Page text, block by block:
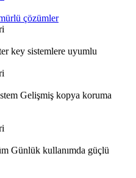
çözümler
key sistemlere uyumlu
Gelişmiş kopya koruma
Günlük kullanımda güçlü